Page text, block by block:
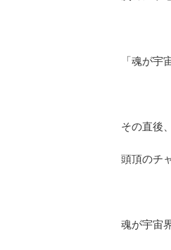
「魂が宇
その直後
頭頂のチ
魂が宇宙